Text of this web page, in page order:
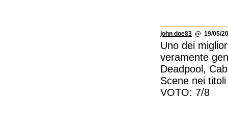
john doe83 @ 19/05/
Uno dei
veramente
Deadpool,
Scene nei
VOTO: 7/8